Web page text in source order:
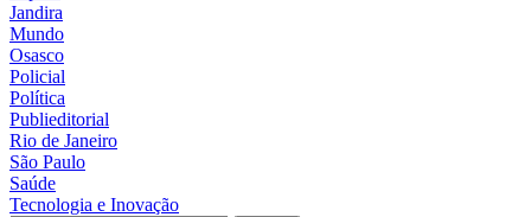
Jandira
Mundo
Osasco
Policial
Política
Publieditorial
Rio de Janeiro
São Paulo
Saúde
Tecnologia e Inovação